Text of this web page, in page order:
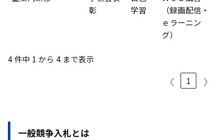
彰
学習
（録画配信・
ｅラーニン
グ）
4 件中 1 から 4 まで表示
❮
1 ❯
一般競争入札とは